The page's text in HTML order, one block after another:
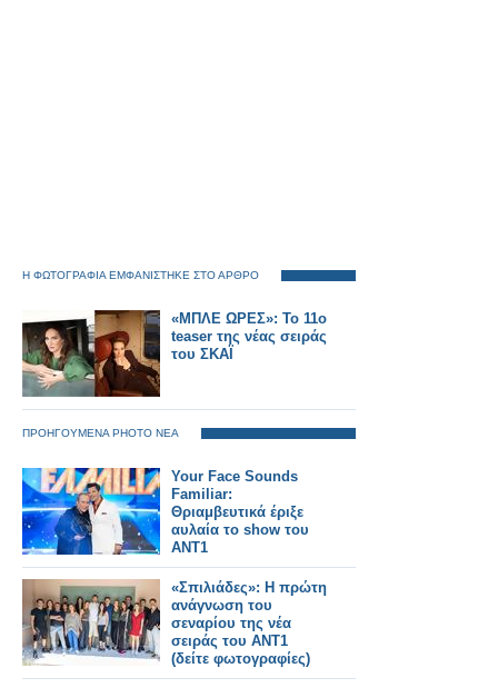
Η ΦΩΤΟΓΡΑΦΙΑ ΕΜΦΑΝΙΣΤΗΚΕ ΣΤΟ ΑΡΘΡΟ
«ΜΠΛΕ ΩΡΕΣ»: Το 11ο
teaser της νέας σειράς
του ΣΚΑΪ
ΠΡΟΗΓΟΥΜΕΝΑ PHOTO ΝΕΑ
Your Face Sounds
Familiar:
Θριαμβευτικά έριξε
αυλαία το show του
ΑΝΤ1
«Σπιλιάδες»: Η πρώτη
ανάγνωση του
σεναρίου της νέα
σειράς του ΑΝΤ1
(δείτε φωτογραφίες)